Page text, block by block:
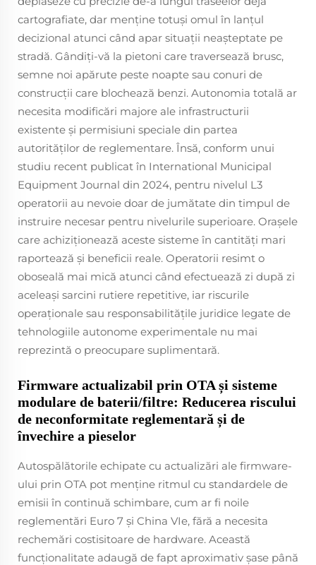
cartografiate, dar menține totuși omul în lanțul
decizional atunci când apar situații neașteptate pe
stradă. Gândiți-vă la pietoni care traversează brusc,
semne noi apărute peste noapte sau conuri de
construcții care blochează benzi. Autonomia totală ar
necesita modificări majore ale infrastructurii
existente și permisiuni speciale din partea
autorităților de reglementare. Însă, conform unui
studiu recent publicat în International Municipal
Equipment Journal din 2024, pentru nivelul L3
operatorii au nevoie doar de jumătate din timpul de
instruire necesar pentru nivelurile superioare. Orașele
care achiziționează aceste sisteme în cantități mari
raportează și beneficii reale. Operatorii resimt o
oboseală mai mică atunci când efectuează zi după zi
aceleași sarcini rutiere repetitive, iar riscurile
operaționale sau responsabilitățile juridice legate de
tehnologiile autonome experimentale nu mai
reprezintă o preocupare suplimentară.
Firmware actualizabil prin OTA și sisteme
modulare de baterii/filtre: Reducerea riscului
de neconformitate reglementară și de
învechire a pieselor
Autospălătorile echipate cu actualizări ale firmware-
ului prin OTA pot menține ritmul cu standardele de
emisii în continuă schimbare, cum ar fi noile
reglementări Euro 7 și China VIe, fără a necesita
rechemări costisitoare de hardware. Această
funcționalitate adaugă de fapt aproximativ șase până